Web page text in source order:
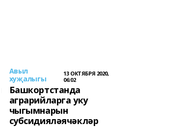
Авыл
хуҗалыгы
13 ОКТЯБРЯ 2020,
06:02
Башкортстанда
аграрийларга уку
чыгымнарын
субсидияләячәкләр